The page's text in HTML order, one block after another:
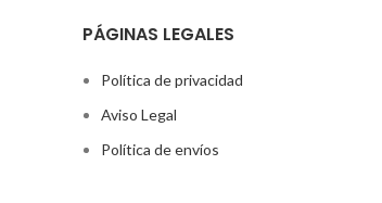
PÁGINAS LEGALES
Política de privacidad
Aviso Legal
Política de envíos